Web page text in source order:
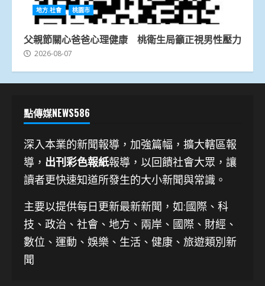
地方.社會 桃園市
父親節關心爸爸心理健康 桃衛生局籲正視男性壓力
2026-08-07
點傳媒NEWS586
深入本業的新聞報導，加強篇幅，擴大轄區報
導， 出刊彩色報紙報導，以回饋社會大眾，讓
讀者更快速知道所發生的大小新聞與常識。
主要以提供每日更新最新新聞 ，如:國際、科
技、 政治、社會、地方、兩岸、國際、財經、
數位、運動、娛樂、生活、健康、旅遊類別新
聞